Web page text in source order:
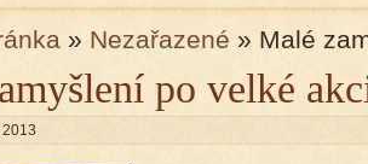
» Nezařazené » Malé
po velké